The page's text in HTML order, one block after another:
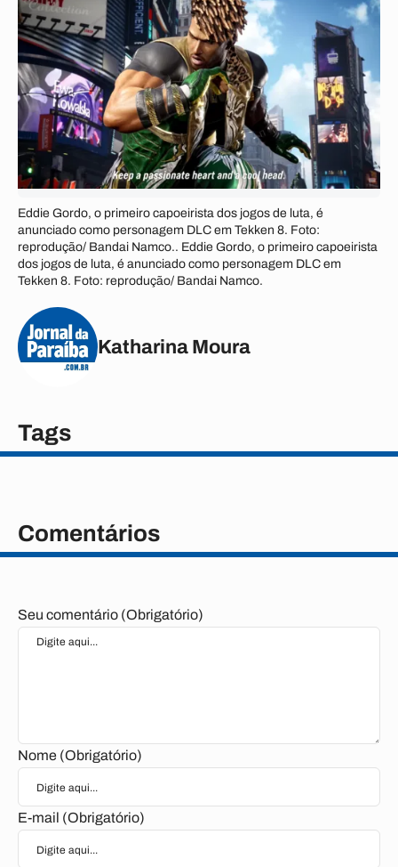
Eddie Gordo, o primeiro capoeirista dos jogos de luta, é
anunciado como personagem DLC em Tekken 8. Foto:
reprodução/ Bandai Namco.. Eddie Gordo, o primeiro capoeirista
dos jogos de luta, é anunciado como personagem DLC em
Tekken 8. Foto: reprodução/ Bandai Namco.
Katharina Moura
Tags
Comentários
Seu comentário (Obrigatório)
Nome (Obrigatório)
E-mail (Obrigatório)